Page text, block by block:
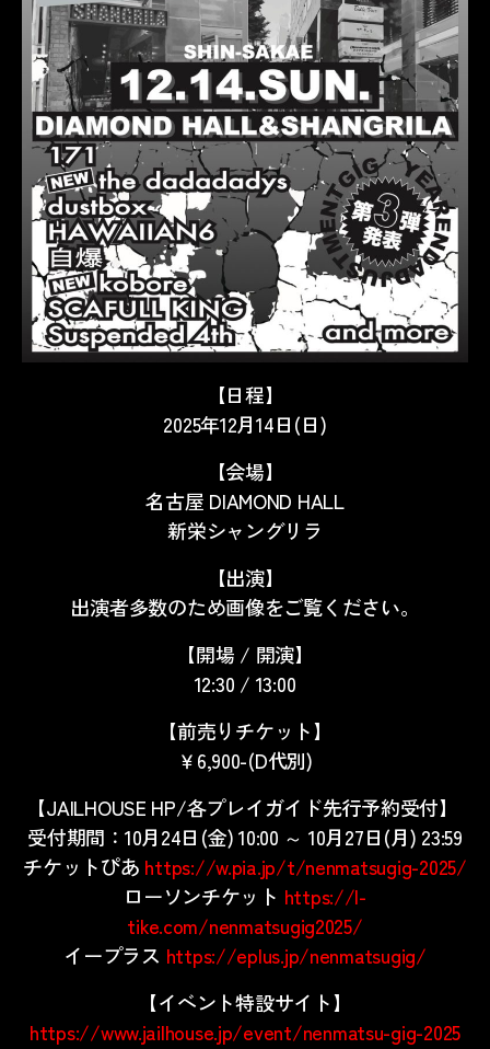
【日程】
2025年12月14日(日)
【会場】
名古屋 DIAMOND HALL
新栄シャングリラ
【出演】
出演者多数のため画像をご覧ください。
【開場 / 開演】
12:30 / 13:00
【前売りチケット】
￥6,900-(D代別)
【JAILHOUSE HP/各プレイガイド先行予約受付】
受付期間：10月24日(金) 10:00 ～ 10月27日(月) 23:59
チケットぴあ https://w.pia.jp/t/nenmatsugig-2025/
ローソンチケット https://l-
tike.com/nenmatsugig2025/
イープラス https://eplus.jp/nenmatsugig/
【イベント特設サイト】
https://www.jailhouse.jp/event/nenmatsu-gig-2025